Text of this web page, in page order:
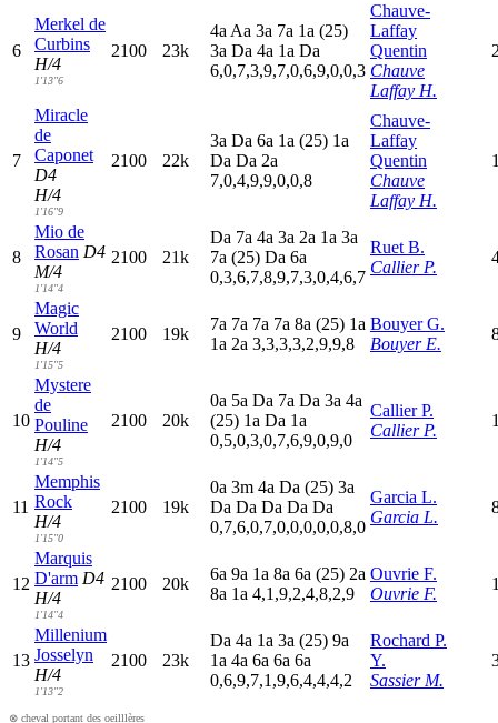
6
Merkel de
Curbins
H/4
1'13"6
2100 23k
4a Aa 3a 7a 1a (25)
3a Da 4a 1a Da
6,0,7,3,9,7,0,6,9,0,0,3
Chauve-
Laffay
Quentin
Chauve
Laffay H.
7
Miracle
de
Caponet
D4
H/4
1'16"9
2100 22k
3a Da 6a 1a (25) 1a
Da Da 2a
7,0,4,9,9,0,0,8
Chauve-
Laffay
Quentin
Chauve
Laffay H.
8
Mio de
Rosan D4
M/4
1'14"4
2100 21k
Da 7a 4a 3a 2a 1a 3a
7a (25) Da 6a
0,3,6,7,8,9,7,3,0,4,6,7
Ruet B.
Callier P.
9
Magic
World
H/4
1'15"5
2100 19k
7a 7a 7a 7a 8a (25) 1a
1a 2a 3,3,3,3,2,9,9,8
Bouyer G.
Bouyer E.
10
Mystere
de
Pouline
H/4
1'14"5
2100 20k
0a 5a Da 7a Da 3a 4a
(25) 1a Da 1a
0,5,0,3,0,7,6,9,0,9,0
Callier P.
Callier P.
11
Memphis
Rock
H/4
1'15"0
2100 19k
0a 3m 4a Da (25) 3a
Da Da Da Da Da
0,7,6,0,7,0,0,0,0,0,8,0
Garcia L.
Garcia L.
12
Marquis
D'arm D4
H/4
1'14"4
2100 20k
6a 9a 1a 8a 6a (25) 2a
8a 1a 4,1,9,2,4,8,2,9
Ouvrie F.
Ouvrie F.
13
Millenium
Josselyn
H/4
1'13"2
2100 23k
Da 4a 1a 3a (25) 9a
1a 4a 6a 6a 6a
0,6,9,7,1,9,6,4,4,4,2
Rochard P.
Y.
Sassier M.
⊗ cheval portant des oeilllères